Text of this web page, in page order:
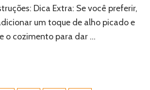
Dica Extra: Se você preferir,
um toque de alho picado e
o cozimento para dar …